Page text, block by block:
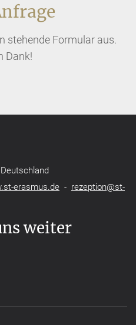
stehende Formular aus.
Dank!
erasmus.de - rezeption@st-
weiter